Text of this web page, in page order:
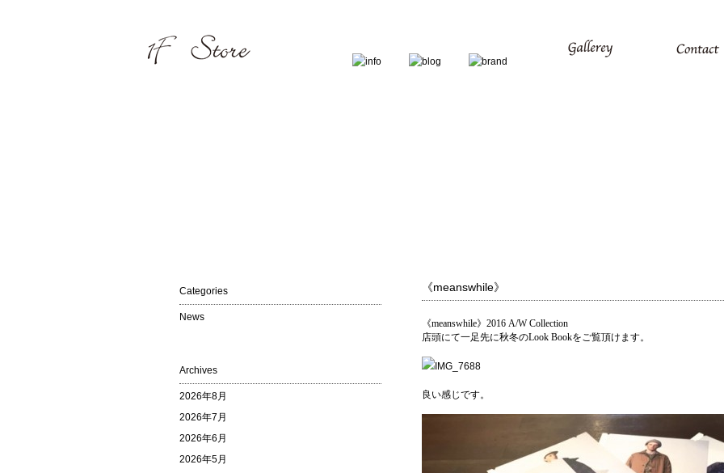
《meanswhile》
《meanswhile》2016 A/W Collection
店頭にて一足先に秋冬のLook Bookをご覧頂けます。
良い感じです。
Categories
News
Archives
2026年8月
2026年7月
2026年6月
2026年5月